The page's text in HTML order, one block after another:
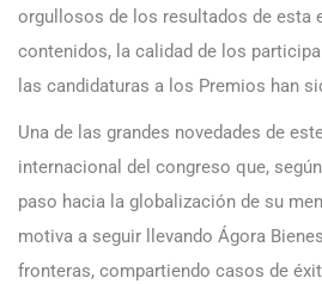
orgullosos de los resultados de esta
contenidos, la calidad de los
las candidaturas a los Premios han
Una de las grandes novedades de
internacional del congreso que,
paso hacia la globalización de su
motiva a seguir llevando Ágora
fronteras, compartiendo casos de